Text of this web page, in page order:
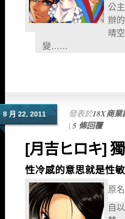
公
辦
晴
變……
8 月 22, 2011 發表於18X商業
| 5 條回覆
[月吉ヒロキ]
性冷感的意思就是性
原
自